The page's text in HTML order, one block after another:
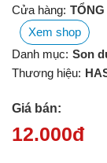
Cửa hàng:
Xem shop
Danh mục: Son
Thương hiệu:
Giá bán:
12.000đ